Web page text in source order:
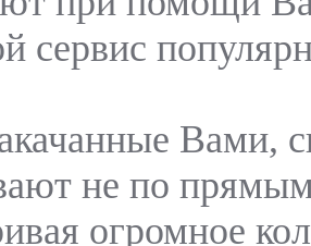
сервис
Вами,
не по
огромное